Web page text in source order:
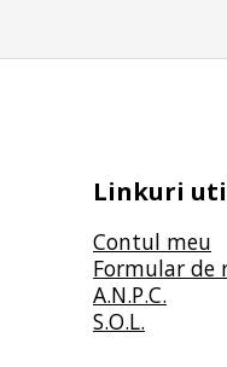
Linkuri
Contul meu
Formular de
A.N.P.C.
S.O.L.